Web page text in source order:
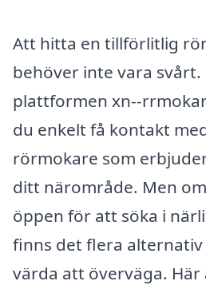
Att hitta en tillförlitlig
behöver inte vara svårt.
plattformen xn--
du enkelt få kontakt
rörmokare som
ditt närområde. Men
öppen för att söka i
finns det flera alternativ
värda att överväga.